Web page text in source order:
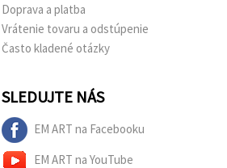
Doprava a platba
Vrátenie tovaru a odstúpenie
Často kladené otázky
SLEDUJTE NÁS
EM ART na Facebooku
EM ART na YouTube